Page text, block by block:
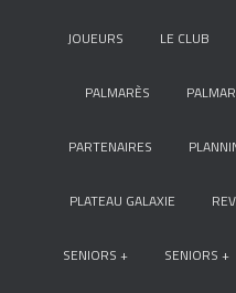
JOUEURS LE CLUB
PALMARÈS
PARTENAIRES
PLATEAU GALAXIE
SENIORS + SENIORS +